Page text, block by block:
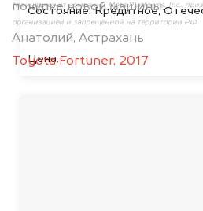
Состояние:Кредитное,
Цена:
покупке новой машины.
Анатолий, Астрахань
Toyota Fortuner, 2017
*принадлежит компании Meta Platforms, Inc.,
организацией и запрещённой на территории РФ